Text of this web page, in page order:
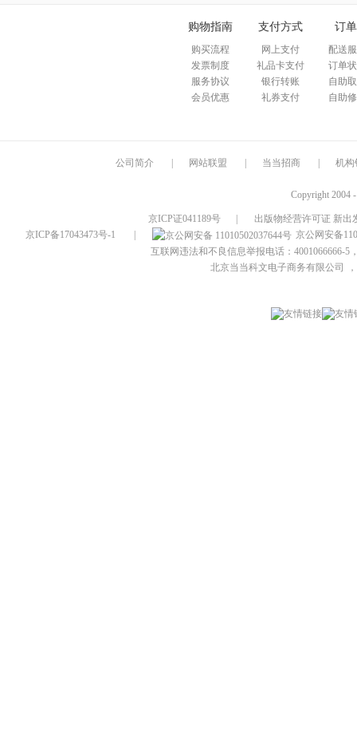
购物指南
购买流程
发票制度
服务协议
会员优惠
支付方式
网上支付
礼品卡支付
银行转账
礼券支付
订
配送
订单
自助
自助
公司简介 网站联盟 当当招商 机构
Copyright 2004
京ICP证041189号
出版物经营许可证 新出
京ICP备17043473号-1
京公网安备
互联网违法和不良信息举报电话：4001066666-5
北京当当科文电子商务有限公司